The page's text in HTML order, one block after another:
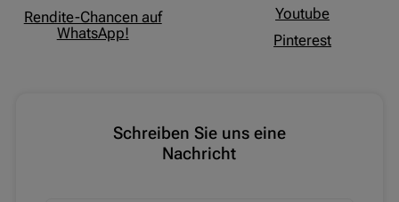
Rendite-Chancen auf
WhatsApp!
Youtube
Pinterest
Schreiben Sie uns eine
Nachricht